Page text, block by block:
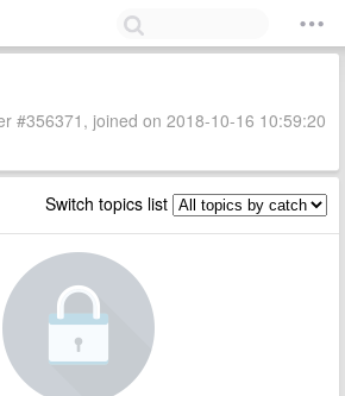
#356371, joined on 2018-10-16 10:59:20
Switch topics list